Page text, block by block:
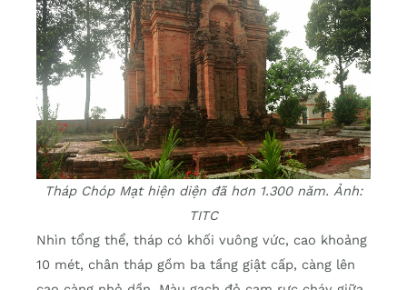
Tháp Chóp Mạt hiện diện đã hơn 1.300 năm. Ảnh:
TITC
Nhìn tổng thể, tháp có khối vuông vức, cao khoảng
10 mét, chân tháp gồm ba tầng giật cấp, càng lên